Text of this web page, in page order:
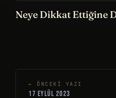
Neye Dikkat Ettiğine
← ÖNCEKI YAZI
17 EYLÜL 2023